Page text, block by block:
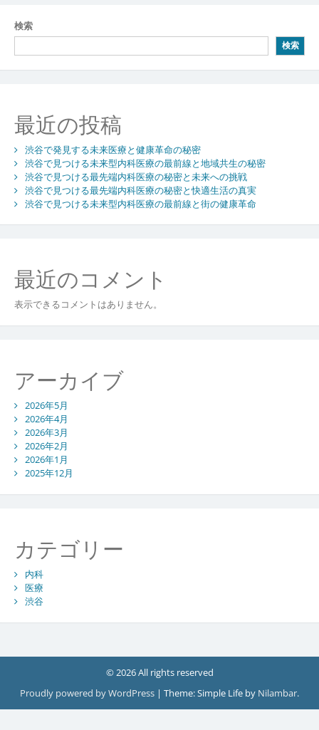
ビ
ゲ
ー
ョ
ン
検索
検索
最近の投稿
渋谷で発見する未来医療と健康革命の秘密
渋谷で見つける未来型内科医療の最前線と地域共生の秘密
渋谷で見つける最先端内科医療の秘密と未来への挑戦
渋谷で見つける最先端内科医療の秘密と快適生活の真実
渋谷で見つける未来型内科医療の最前線と街の健康革命
最近のコメント
表示できるコメントはありません。
アーカイブ
2026年5月
2026年4月
2026年3月
2026年2月
2026年1月
2025年12月
カテゴリー
内科
医療
渋谷
© 2026 All rights reserved
Proudly powered by WordPress | Theme: Simple Life by Nilambar.